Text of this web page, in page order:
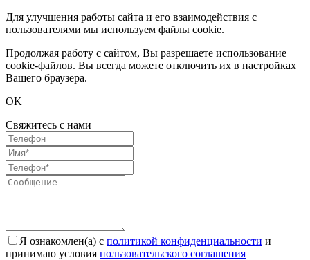
Для улучшения работы сайта и его взаимодействия с
пользователями мы используем файлы cookie.
Продолжая работу с сайтом, Вы разрешаете использование
cookie-файлов. Вы всегда можете отключить их в настройках
Вашего браузера.
OK
Свяжитесь с нами
Я ознакомлен(а) с политикой конфиденциальности и
принимаю условия пользовательского соглашения